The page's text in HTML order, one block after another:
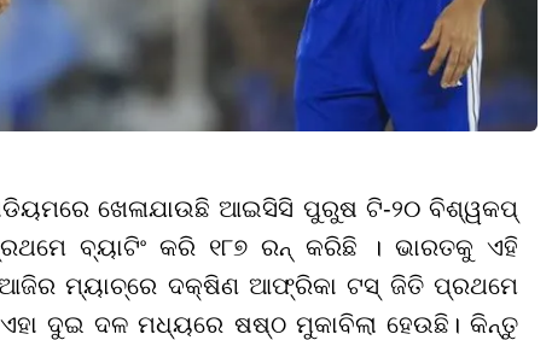
ଖେଳାଯାଉଛି ଆଇସିସି ପୁରୁଷ ଟି-୨୦ ବିଶ୍ୱକପ୍
ବ୍ୟାଟିଂ କରି ୧୮୭ ରନ୍ କରିଛି । ଭାରତକୁ ଏହି
ଆଜିର ମ୍ୟାଚ୍‌ରେ ଦକ୍ଷିଣ ଆଫ୍ରିକା ଟସ୍ ଜିତି ପ୍ରଥମେ
ଦୁଇ ଦଳ ମଧ୍ୟରେ ଷଷ୍ଠ ମୁକାବିଲା ହେଉଛି। କିନ୍ତୁ